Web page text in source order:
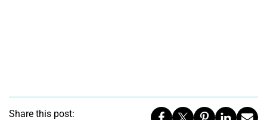
Share this post: